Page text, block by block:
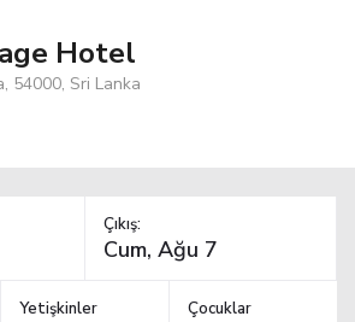
Hotel
54000, Sri Lanka
Çıkış:
Yetişkinler Çocuklar